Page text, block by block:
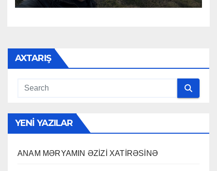
AXTARIŞ
YENI YAZILAR
ANAM MƏRYAMIN ƏZİZİ XATİRƏSİNƏ